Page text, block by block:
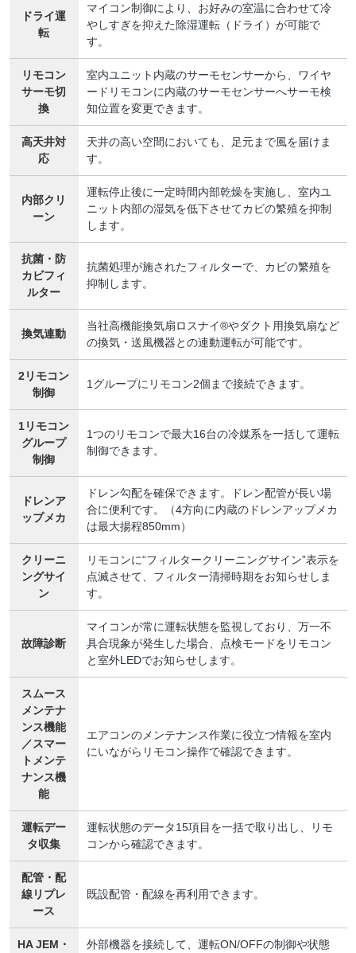
ドライ運
転
マイコン制御により、お好みの室温に合わせて冷
やしすぎを抑えた除湿運転（ドライ）が可能で
す。
リモコン
サーモ切
換
室内ユニット内蔵のサーモセンサーから、ワイヤ
ードリモコンに内蔵のサーモセンサーへサーモ検
知位置を変更できます。
高天井対
応
天井の高い空間においても、足元まで風を届けま
す。
内部クリ
ーン
運転停止後に一定時間内部乾燥を実施し、室内ユ
ニット内部の湿気を低下させてカビの繁殖を抑制
します。
抗菌・防
カビフィ
ルター
抗菌処理が施されたフィルターで、カビの繁殖を
抑制します。
換気連動
当社高機能換気扇ロスナイ®やダクト用換気扇など
の換気・送風機器との連動運転が可能です。
2リモコン
制御
1グループにリモコン2個まで接続できます。
1リモコン
グループ
制御
1つのリモコンで最大16台の冷媒系を一括して運転
制御できます。
ドレンア
ップメカ
ドレン勾配を確保できます。ドレン配管が長い場
合に便利です。（4方向に内蔵のドレンアップメカ
は最大揚程850mm）
クリーニ
ングサイ
ン
リモコンに“フィルタークリーニングサイン”表示を
点滅させて、フィルター清掃時期をお知らせしま
す。
故障診断
マイコンが常に運転状態を監視しており、万一不
具合現象が発生した場合、点検モードをリモコン
と室外LEDでお知らせします。
スムース
メンテナ
ンス機能
／スマー
トメンテ
ナンス機
能
エアコンのメンテナンス作業に役立つ情報を室内
にいながらリモコン操作で確認できます。
運転デー
タ収集
運転状態のデータ15項目を一括で取り出し、リモ
コンから確認できます。
配管・配
線リプレ
ース
既設配管・配線を再利用できます。
HA JEM・
外部機器を接続して、運転ON/OFFの制御や状態